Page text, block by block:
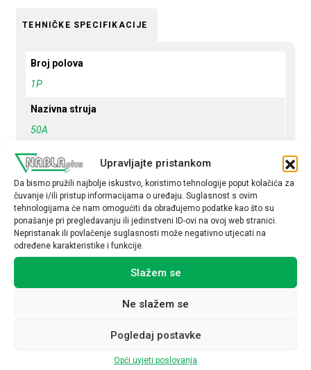
Upravljajte pristankom
Da bismo pružili najbolje iskustvo, koristimo tehnologije poput kolačića za
čuvanje i/ili pristup informacijama o uređaju. Suglasnost s ovim
tehnologijama će nam omogućiti da obrađujemo podatke kao što su
ponašanje pri pregledavanju ili jedinstveni ID-ovi na ovoj web stranici.
Nepristanak ili povlačenje suglasnosti može negativno utjecati na
određene karakteristike i funkcije.
Slažem se
Ne slažem se
Pogledaj postavke
Opći uvjeti poslovanja
TEHNIČKE SPECIFIKACIJE
Broj polova
1P
Nazivna struja
50A
Krivulja
B
Prekidna moć
6kA
Tip opreme / uređaja
Minijaturni automatski prekidač
Povezani proizvodi